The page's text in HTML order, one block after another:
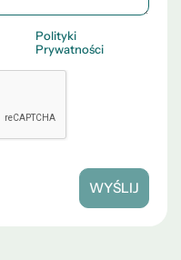
Polityki
Prywatności
WYŚLIJ